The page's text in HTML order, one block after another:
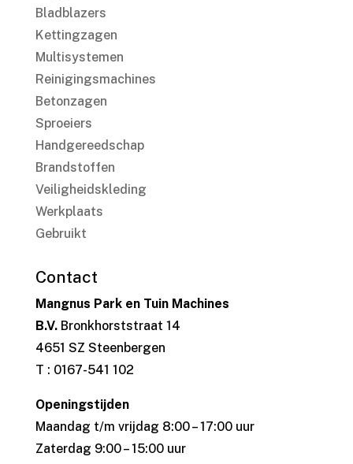
Bladblazers
Kettingzagen
Multisystemen
Reinigingsmachines
Betonzagen
Sproeiers
Handgereedschap
Brandstoffen
Veiligheidskleding
Werkplaats
Gebruikt
Contact
Mangnus Park en Tuin Machines
B.V.Bronkhorststraat 14
4651 SZ Steenbergen
T : 0167-541 102
Openingstijden
Maandag t/m vrijdag 8:00 – 17:00 uur
Zaterdag 9:00 – 15:00 uur